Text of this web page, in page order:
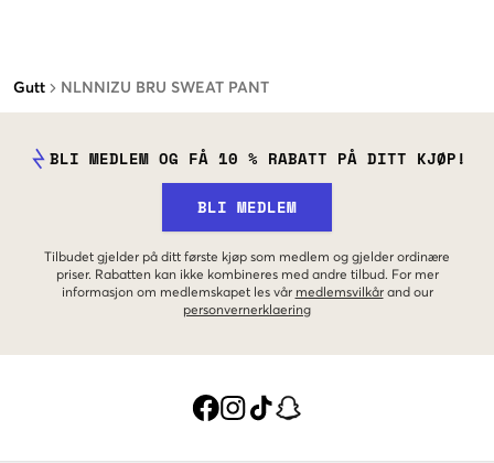
Gutt NLNNIZU BRU SWEAT PANT
BLI MEDLEM OG FÅ 10 % RABATT PÅ DITT KJØP!
BLI MEDLEM
Tilbudet gjelder på ditt første kjøp som medlem og gjelder ordinære
priser. Rabatten kan ikke kombineres med andre tilbud. For mer
informasjon om medlemskapet les vår medlemsvilkår and our
personvernerklaering